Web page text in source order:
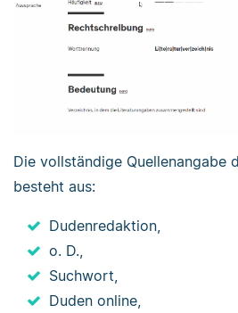
Die vollständige Quellenangabe
besteht aus:
Dudenredaktion,
o. D.,
Suchwort,
Duden online,